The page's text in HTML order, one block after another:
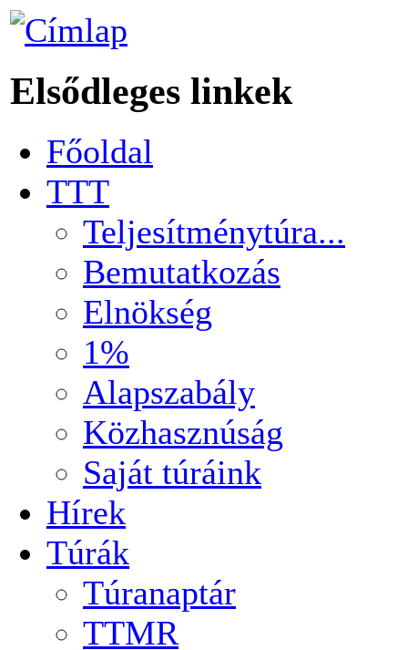
Elsődleges linkek
Főoldal
TTT
Teljesítménytúra...
Bemutatkozás
Elnökség
1%
Alapszabály
Közhasznúság
Saját túráink
Hírek
Túrák
Túranaptár
TTMR